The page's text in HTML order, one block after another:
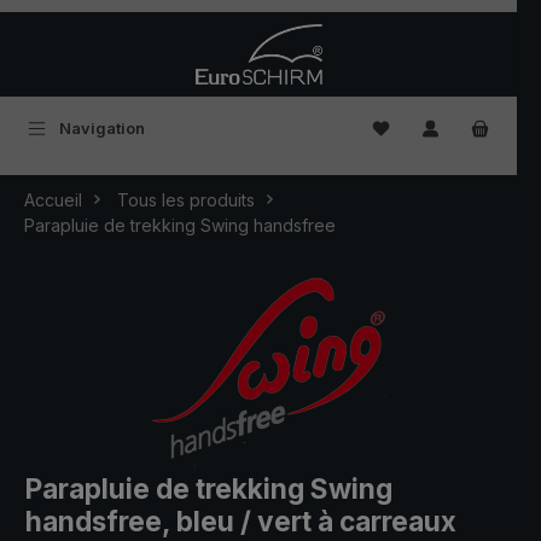
Navigation Vous avez 0
Accueil
Tous les produits
Parapluie de trekking Swing handsfree
Parapluie de trekking Swing
handsfree, bleu / vert à carreaux